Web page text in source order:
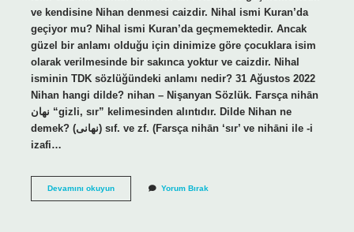
ve kendisine Nihan denmesi caizdir. Nihal ismi Kuran’da
geçiyor mu? Nihal ismi Kuran’da geçmemektedir. Ancak
güzel bir anlamı olduğu için dinimize göre çocuklara isim
olarak verilmesinde bir sakınca yoktur ve caizdir. Nihal
isminin TDK sözlüğündeki anlamı nedir? 31 Ağustos 2022
Nihan hangi dilde? nihan – Nişanyan Sözlük. Farsça nihān
نهان “gizli, sır” kelimesinden alıntıdır. Dilde Nihan ne
demek? (ﻧﻬﺎﻧﻰ) sıf. ve zf. (Farsça nihān ‘sır’ ve nihānі ile -і
izafi…
Devamını okuyunNihan
Yorum Bırak